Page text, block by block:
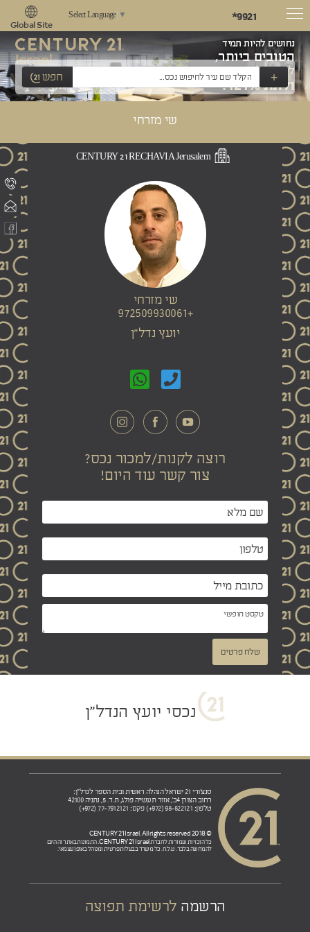
*9921
Select Language ▼
Global Site
נחושים להיות תמיד
הטובים ביותר,
לשאוף למצוינות
ולתת 121%!
+ חפש
שי מזרחי
CENTURY 21 RECHAVIA Jerusalem
שי מזרחי
+972509930061
יועץ נדל"ן
רוצה לקנות/למכור נכס?
צור קשר עוד היום!
שלח פרטים
נכסי יועץ הנדל"ן
סנצ'ורי 21 ישראל הנהלה ראשית ובית הספר לנדל"ן:
רחוב הצורן 4ב', אזור תעשייה פולג, ת.ד. 5, נתניה 42100
טלפון: 98-822121 (972+) פקס: 77-7912121 (972+)
© 2018 CENTURY 21 Israel. All rights reserved
כל הזכויות שמורות לחברת CENTURY 21 Israel. התמונות באתר זה הינם
להמחשה בלבד. ט.ל.ח. כל משרד בבעלות פרטית ומנוהל באופן עצמאי.
הרשמה לרשימת תפוצה